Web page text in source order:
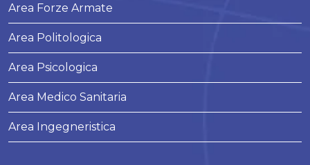
Area Forze Armate
Area Politologica
Area Psicologica
Area Medico Sanitaria
Area Ingegneristica